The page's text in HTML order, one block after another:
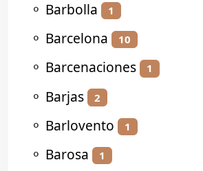
⚬ Barbolla 1
⚬ Barcelona 10
⚬ Barcenaciones 1
⚬ Barjas 2
⚬ Barlovento 1
⚬ Barosa 1